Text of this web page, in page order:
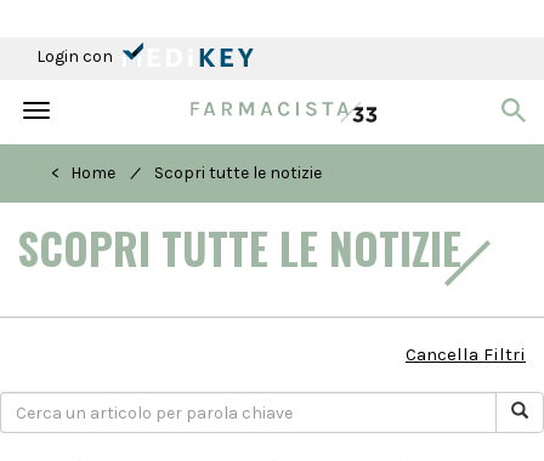
Login con
Toggle
< Home
/ Scopri tutte le notizie
SCOPRI TUTTE LE NOTIZIE
Cancella Filtri